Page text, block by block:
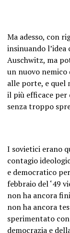
Ma adesso, con
insinuando l’idea
Auschwitz, ma
un nuovo nemico
alle porte, e quel
il più efficace
senza troppo
I sovietici erano
contagio
e democratico
febbraio del ‘49
non ha ancora
non ha ancora
sperimentato
democrazia e